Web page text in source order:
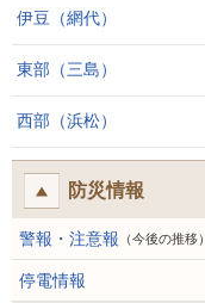
伊豆（網代）
東部（三島）
西部（浜松）
防災情報
警報・注意報 （今後の推移）
停電情報